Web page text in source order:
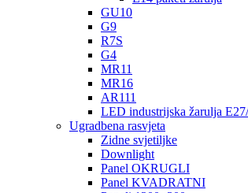
GU10
G9
R7S
G4
MR11
MR16
AR111
LED industrijska žarulja
Ugradbena rasvjeta
Zidne svjetiljke
Downlight
Panel OKRUGLI
Panel KVADRATNI